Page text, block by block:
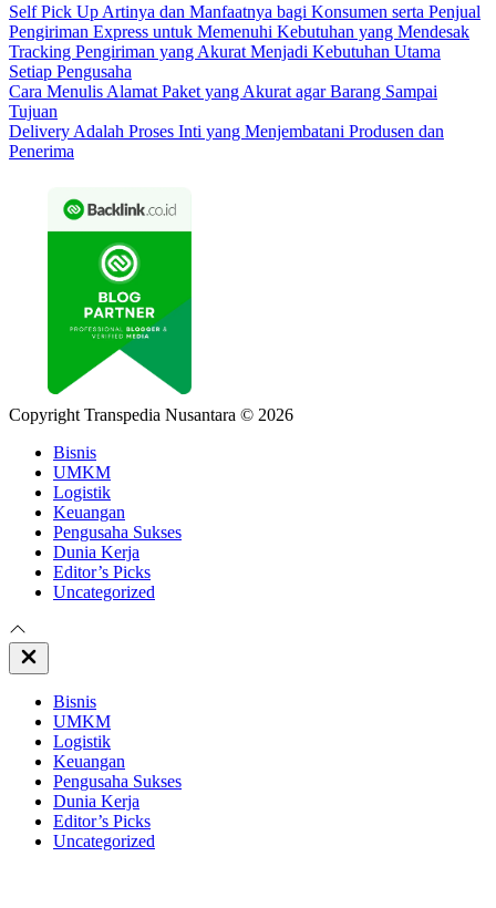
Self Pick Up Artinya dan Manfaatnya bagi Konsumen serta Penjual
Pengiriman Express untuk Memenuhi Kebutuhan yang Mendesak
Tracking Pengiriman yang Akurat Menjadi Kebutuhan Utama
Setiap Pengusaha
Cara Menulis Alamat Paket yang Akurat agar Barang Sampai
Tujuan
Delivery Adalah Proses Inti yang Menjembatani Produsen dan
Penerima
Copyright Transpedia Nusantara © 2026
Bisnis
UMKM
Logistik
Keuangan
Pengusaha Sukses
Dunia Kerja
Editor’s Picks
Uncategorized
Close
Off
Bisnis
UMKM
Logistik
Keuangan
Pengusaha Sukses
Dunia Kerja
Editor’s Picks
Uncategorized